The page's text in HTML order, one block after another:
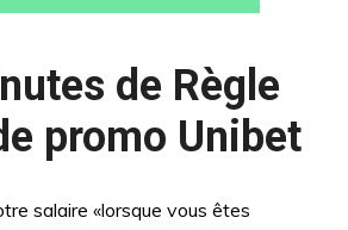
de Règle
promo Unibet
salaire «lorsque vous êtes